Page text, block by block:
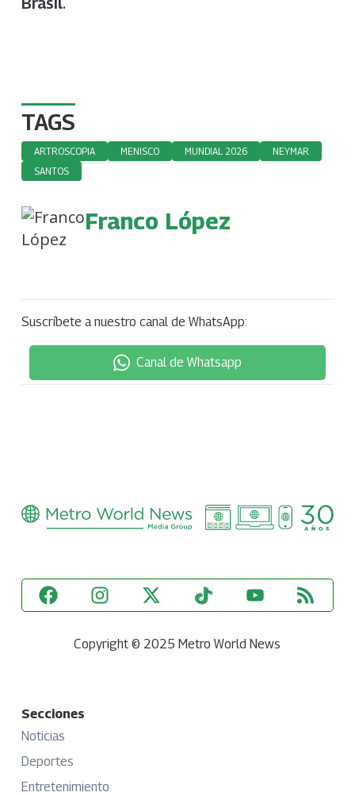
TAGS
ARTROSCOPIA MENISCO MUNDIAL 2026
NEYMAR
SANTOS
Franco López
Suscríbete a nuestro canal de WhatsApp:
Canal de Whatsapp
Copyright © 2025 Metro World News
Secciones
Noticias
Deportes
Entretenimiento